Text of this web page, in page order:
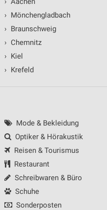
› Mönchengladbach
› Braunschweig
› Chemnitz
› Kiel
› Krefeld
Mode & Bekleidung
Optiker & Hörakustik
Reisen & Tourismus
Restaurant
Schreibwaren & Büro
Schuhe
Sonderposten